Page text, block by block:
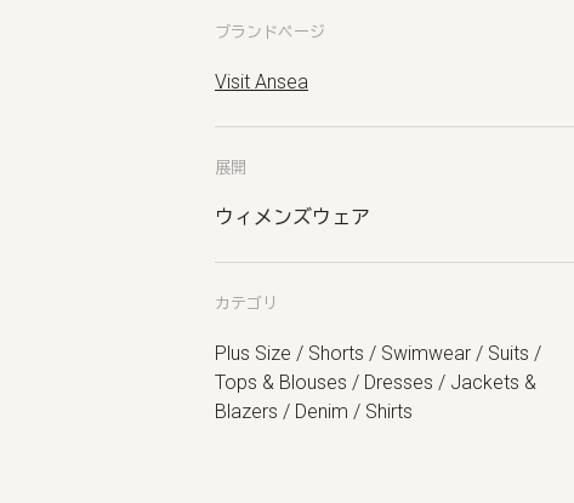
ブランドページ
Visit Ansea
展開
ウィメンズウェア
カテゴリ
Plus Size / Shorts / Swimwear / Suits /
Tops & Blouses / Dresses / Jackets &
Blazers / Denim / Shirts